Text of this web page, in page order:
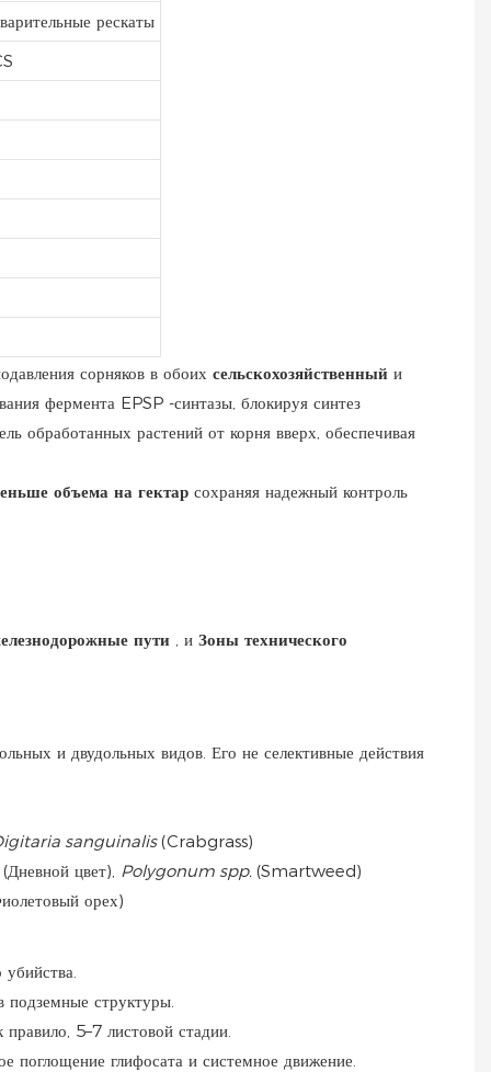
рескаты
сорняков в обоих сельскохозяйственный и
фермента EPSP -синтазы, блокируя синтез
обработанных растений от корня вверх, обеспечивая
объема на гектар сохраняя надежный контроль
пути , и Зоны технического
и двудольных видов. Его не селективные действия
sanguinalis(Crabgrass)
(Дневной цвет), Polygonum spp. (Smartweed)
орех)
подземные структуры.
5–7 листовой стадии.
поглощение глифосата и системное движение.